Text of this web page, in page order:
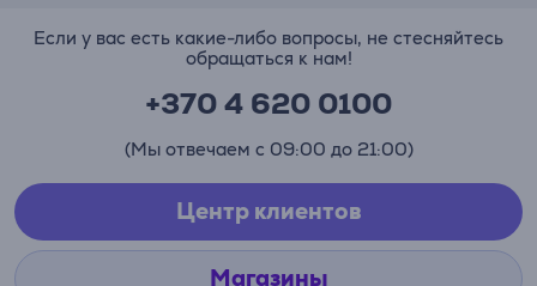
Если у вас есть какие-либо вопросы, не стесняйтесь
обращаться к нам!
+370 4 620 0100
(Мы отвечаем с 09:00 до 21:00)
Центр клиентов
Магазины